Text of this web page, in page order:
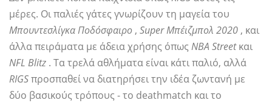
μέρες. Οι παλιές γάτες γνωρίζουν τη μαγεία του
Μπουντεσλίγκα Ποδόσφαιρο , Super Μπέιζμπολ 2020 , και
άλλα πειράματα με άδεια χρήσης όπως NBA Streetκαι
NFL Blitz . Τα τρελά αθλήματα είναι κάτι παλιό, αλλά
RIGSπροσπαθεί να διατηρήσει την ιδέα ζωντανή με
δύο βασικούς τρόπους - το deathmatch και το